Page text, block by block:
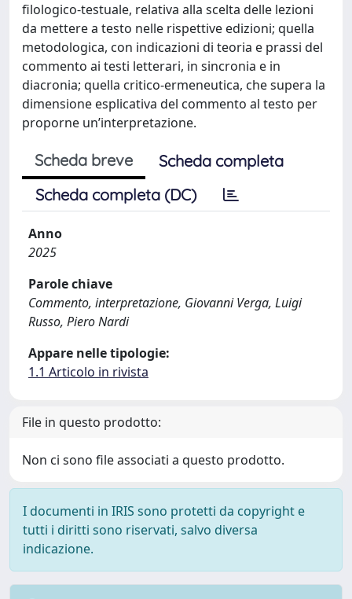
filologico‑testuale, relativa alla scelta delle lezioni
da mettere a testo nelle rispettive edizioni; quella
metodologica, con indicazioni di teoria e prassi del
commento ai testi letterari, in sincronia e in
diacronia; quella critico‑ermeneutica, che supera la
dimensione esplicativa del commento al testo per
proporne un’interpretazione.
Scheda breve
Scheda completa
Scheda completa (DC)
Anno
2025
Parole chiave
Commento, interpretazione, Giovanni Verga, Luigi
Russo, Piero Nardi
Appare nelle tipologie:
1.1 Articolo in rivista
File in questo prodotto:
Non ci sono file associati a questo prodotto.
I documenti in IRIS sono protetti da copyright e
tutti i diritti sono riservati, salvo diversa
indicazione.